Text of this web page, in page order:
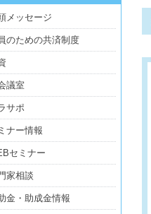
メッセージ
のための共済制度
議室
サポ
ナー情報
セミナー
家相談
金・助成金情報